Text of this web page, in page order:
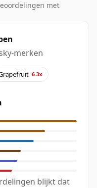
met
merken
6.3x
blijkt dat